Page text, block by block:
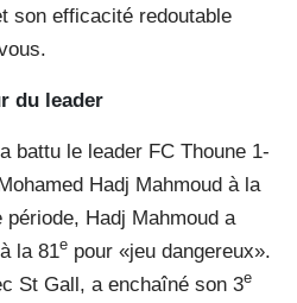
son efficacité redoutable
du leader
battu le leader FC Thoune 1-
Hadj Mahmoud à la
période, Hadj Mahmoud a
la 81e pour «jeu dangereux».
St Gall, a enchaîné son 3e